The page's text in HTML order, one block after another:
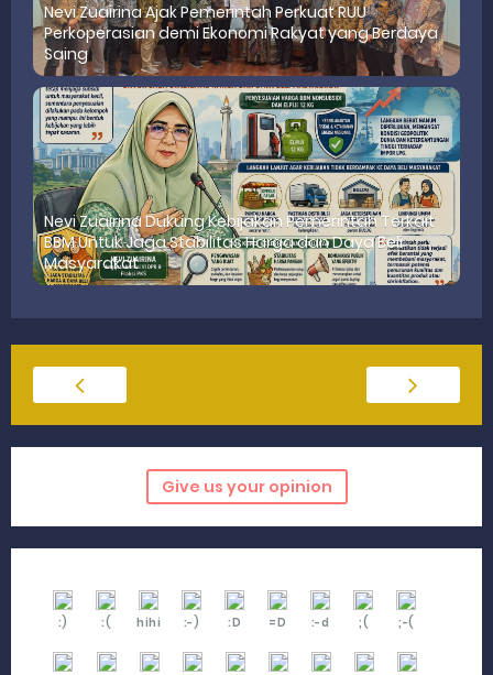
Nevi Zuairina Ajak Pemerintah Perkuat RUU
Perkoperasian demi Ekonomi Rakyat yang Berdaya
Saing
Nevi Zuairina Dukung Kebijakan Pemerintah Terkait
BBM Untuk Jaga Stabilitas Harga dan Daya Beli
Masyarakat
Give us your opinion
:) :( hihi :-) :D =D :-d ;( ;-(